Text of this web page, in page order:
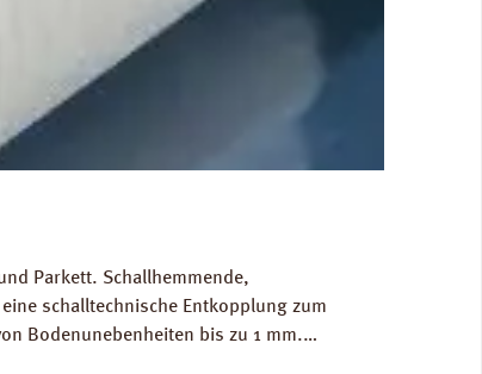
Parkett. Schallhemmende,
schalltechnische Entkopplung zum
Bodenunebenheiten bis zu 1 mm.
und HFCKW-frei. Ökologisch